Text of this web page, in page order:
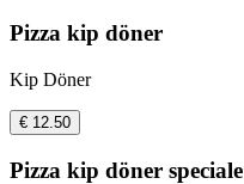
Pizza kip döner
Kip Döner
€ 12.50
Pizza kip döner speciale